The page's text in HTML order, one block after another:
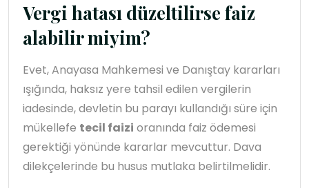
Vergi hatası düzeltilirse faiz
alabilir miyim?
Evet, Anayasa Mahkemesi ve Danıştay kararları
ışığında, haksız yere tahsil edilen vergilerin
iadesinde, devletin bu parayı kullandığı süre için
mükellefe tecil faizi oranında faiz ödemesi
gerektiği yönünde kararlar mevcuttur. Dava
dilekçelerinde bu husus mutlaka belirtilmelidir.